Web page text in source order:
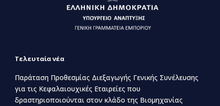
Τελευταία νέα
Παράταση Προθεσμίας Διεξαγωγής Γενικής Συνέλευσης
για τις Κεφαλαιουχικές Εταιρείες που
δραστηριοποιούνται στον κλάδο της Βιομηχανίας